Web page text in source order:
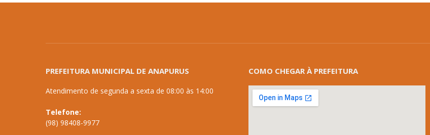
PREFEITURA MUNICIPAL DE ANAPURUS
Atendimento de segunda a sexta de 08:00 às 14:00
Telefone:
(98) 98408-9977
COMO CHEGAR À PREFEITURA